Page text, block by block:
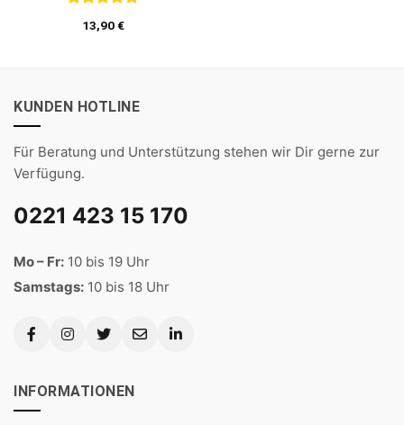
mit5von
13,90€
KUNDEN HOTLINE
Für Beratung und Unterstützung stehen wir Dir gerne zur
Verfügung.
0221 423 15 170
Mo – Fr: 10 bis 19 Uhr
Samstags: 10 bis 18 Uhr
INFORMATIONEN